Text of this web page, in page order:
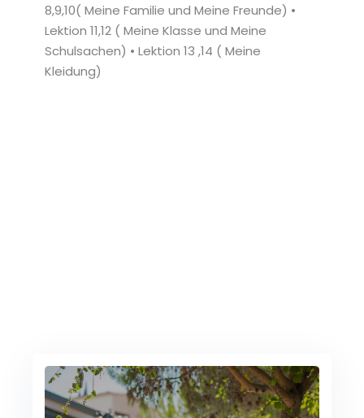
8,9,10( Meine Familie und Meine Freunde) •
Lektion 11,12 ( Meine Klasse und Meine
Schulsachen) • Lektion 13 ,14 ( Meine
Kleidung)